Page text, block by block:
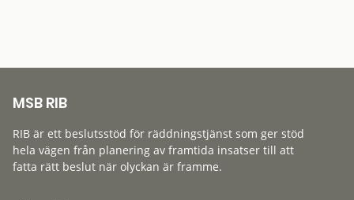
MSB RIB
RIB är ett beslutsstöd för räddningstjänst som ger stöd
hela vägen från planering av framtida insatser till att
fatta rätt beslut när olyckan är framme.